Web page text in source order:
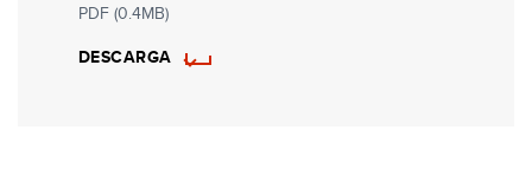
PDF (0.4MB)
DESCARGA